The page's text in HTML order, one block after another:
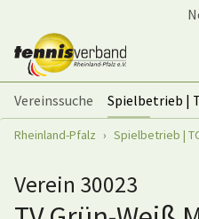
Vereinssuche Spielbetrieb |
Sie sind hier:
Rheinland-Pfalz Spielbetrieb |
Verein 30023